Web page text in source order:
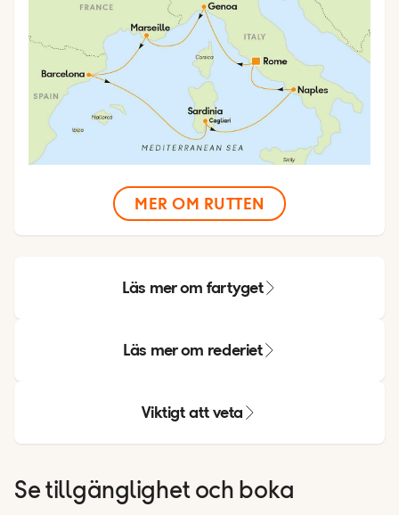
MER OM RUTTEN
Läs mer om fartyget
Läs mer om rederiet
Viktigt att veta
Se tillgänglighet och boka